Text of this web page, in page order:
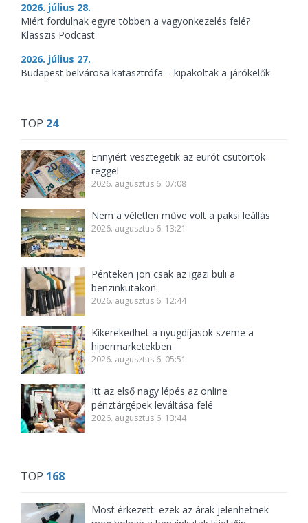
2026. július 28.
Miért fordulnak egyre többen a vagyonkezelés felé?
Klasszis Podcast
2026. július 27.
Budapest belvárosa katasztrófa – kipakoltak a járókelők
TOP 24
Ennyiért vesztegetik az eurót csütörtök
reggel
2026. augusztus 6. 07:08
Nem a véletlen műve volt a paksi leállás
2026. augusztus 6. 13:21
Pénteken jön csak az igazi buli a
benzinkutakon
2026. augusztus 6. 12:44
Kikerekedhet a nyugdíjasok szeme a
hipermarketekben
2026. augusztus 6. 05:51
Itt az első nagy lépés az online
pénztárgépek leváltása felé
2026. augusztus 6. 13:44
TOP 168
Most érkezett: ezek az árak jelenhetnek